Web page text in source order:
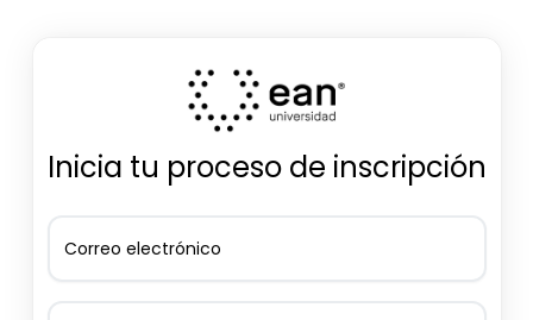
Inicia tu proceso de inscripción
Correo electrónico